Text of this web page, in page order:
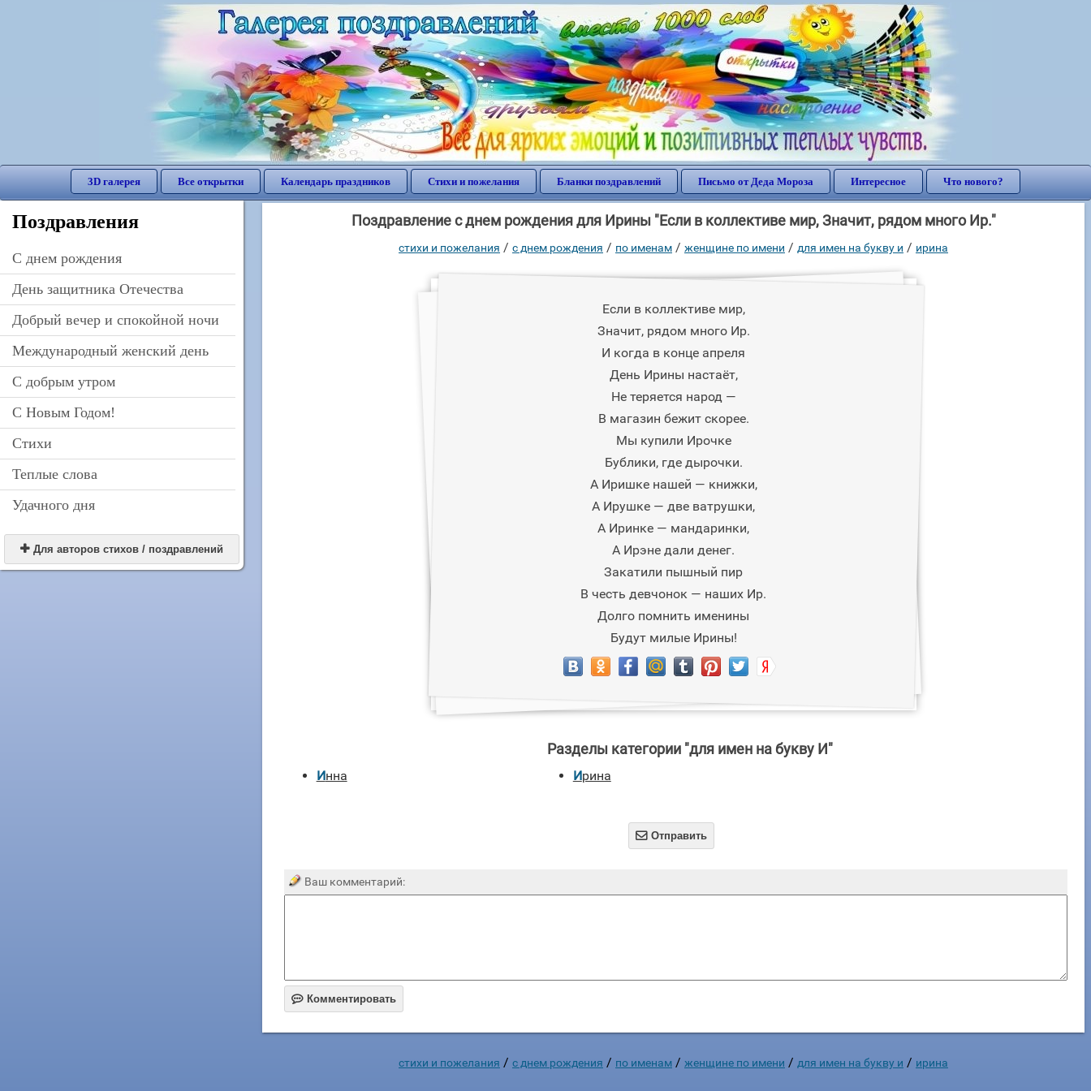
3D галерея Все открытки Календарь праздников Стихи и пожелания Бланки поздравлений Письмо от Деда Мороза Интересное Что нового?
Поздравления
C днем рождения
День защитника Отечества
Добрый вечер и спокойной ночи
Международный женский день
С добрым утром
С Новым Годом!
Стихи
Теплые слова
Удачного дня
 Для авторов стихов / поздравлений
Поздравление с днем рождения для Ирины "Если в коллективе мир, Значит, рядом много Ир."
стихи и пожелания / c днем рождения / по именам / женщине по имени / для имен на букву и / ирина
Если в коллективе мир,
Значит, рядом много Ир.
И когда в конце апреля
День Ирины настаёт,
Не теряется народ —
В магазин бежит скорее.
Мы купили Ирочке
Бублики, где дырочки.
А Иришке нашей — книжки,
А Ирушке — две ватрушки,
А Иринке — мандаринки,
А Ирэне дали денег.
Закатили пышный пир
В честь девчонок — наших Ир.
Долго помнить именины
Будут милые Ирины!
Разделы категории "для имен на букву И"
Инна Ирина
 Отправить
Ваш комментарий:
 Комментировать
стихи и пожелания / c днем рождения / по именам / женщине по имени / для имен на букву и / ирина